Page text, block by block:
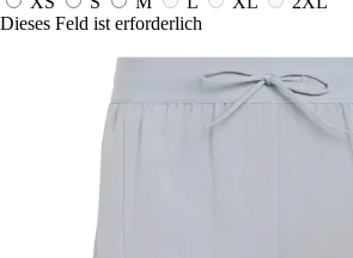
Dieses Feld ist erforderlich